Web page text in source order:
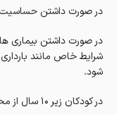
در صورت داشتن حساسیت
در صورت داشتن بیماری
شرایط خاص مانند
شود.
در کودکان زیر 10 سال از محصول ویژه کودکان استفاده کنید.